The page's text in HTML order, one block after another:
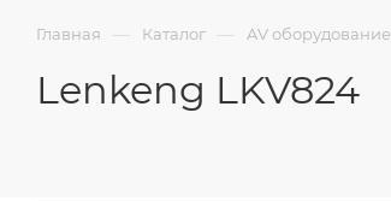
Главная — Каталог — AV оборудование
Lenkeng LKV824